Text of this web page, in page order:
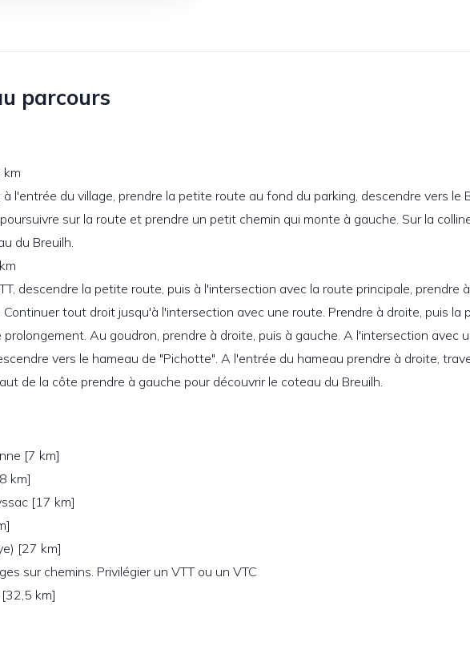
parcours
km
à l'entrée du village, prendre la petite route au fond du parking, descendre vers le
sur la route et prendre un petit chemin qui monte à gauche. Sur la
du Breuilh.
descendre la petite route, puis à l'intersection avec la route principale, prendre
Continuer tout droit jusqu'à l'intersection avec une route. Prendre à droite, puis la
prolongement. Au goudron, prendre à droite, puis à gauche. A l'intersection avec
vers le hameau de "Pichotte". A l'entrée du hameau prendre à droite,
de la côte prendre à gauche pour découvrir le coteau du Breuilh.
[7 km]
km]
[17 km]
[27 km]
sur chemins. Privilégier un VTT ou un VTC
km]